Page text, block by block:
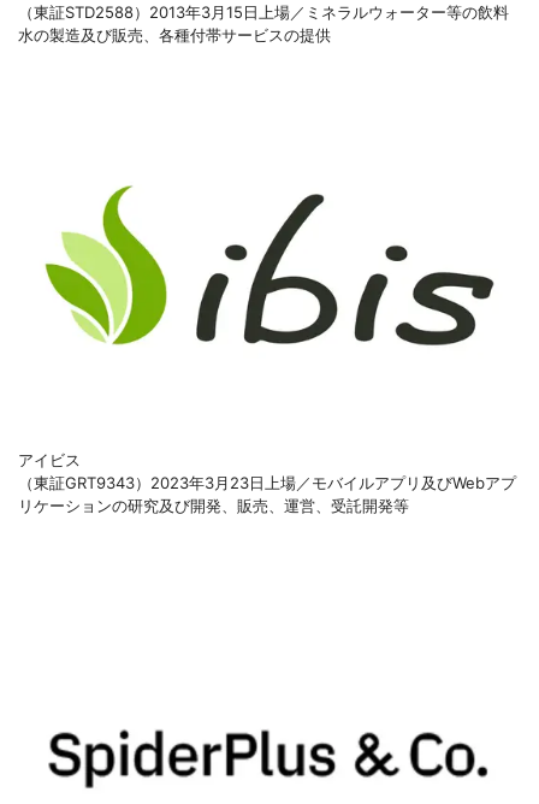
（東証STD2588）2013年3月15日上場／ミネラルウォーター等の飲料
水の製造及び販売、各種付帯サービスの提供
アイビス
（東証GRT9343）2023年3月23日上場／モバイルアプリ及びWebアプ
リケーションの研究及び開発、販売、運営、受託開発等